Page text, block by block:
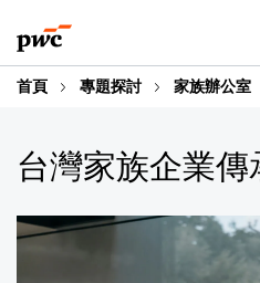
to
content
to
footer
首頁 專題探討 家族辦公室
台灣家族企業